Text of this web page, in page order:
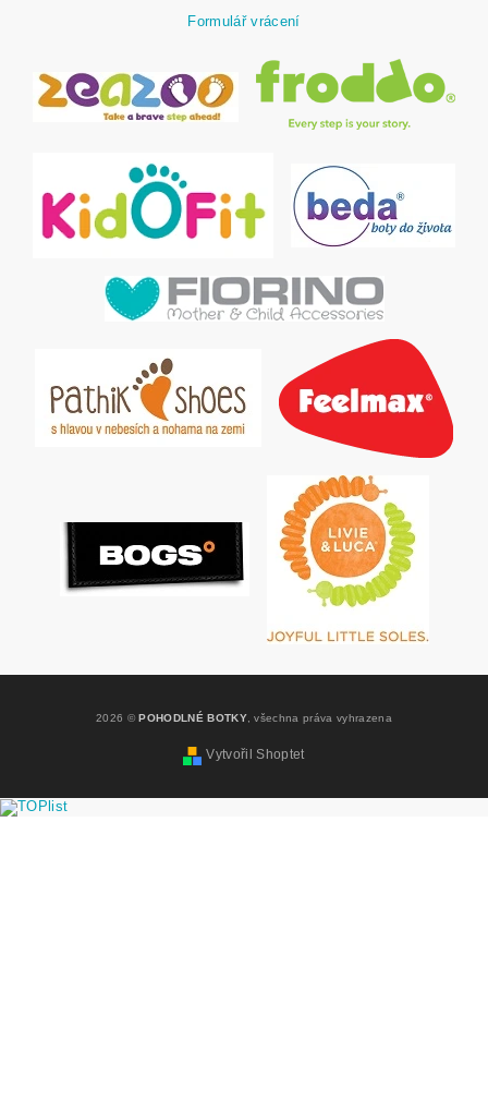
Formulář vrácení
2026 ©POHODLNÉ BOTKY, všechna práva vyhrazena
Vytvořil Shoptet